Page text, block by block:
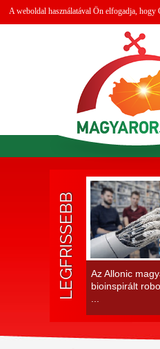
A weboldal használatával Ön elfogadja,
LEGFRISSEBB
Az Allonic
bioinspirált